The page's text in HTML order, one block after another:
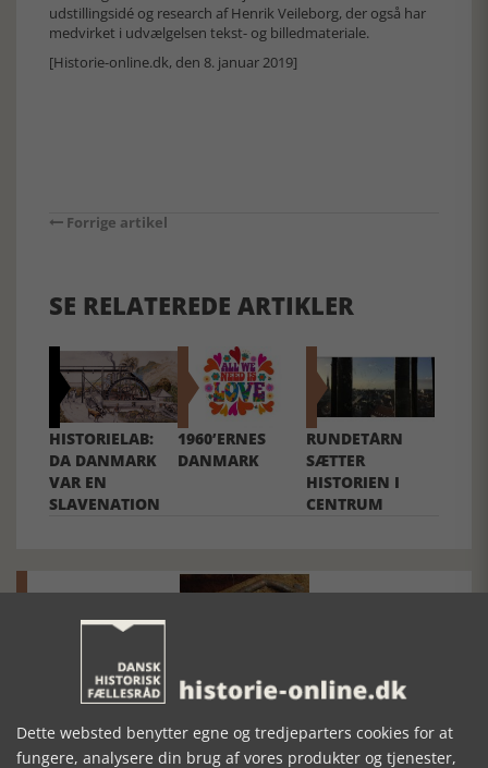
udstillingsidé og research af Henrik Veileborg, der også har
medvirket i udvælgelsen tekst- og billedmateriale.
[Historie-online.dk, den 8. januar 2019]
Forrige artikel
SE RELATEREDE ARTIKLER
HISTORIELAB:
DA DANMARK
VAR EN
SLAVENATION
1960’ERNES
DANMARK
RUNDETÅRN
SÆTTER
HISTORIEN I
CENTRUM
Mosefolket
Den største samling af moselig i verden på Museum
Silkeborg Hovedgården
Dette websted benytter egne og tredjeparters cookies for at
fungere, analysere din brug af vores produkter og tjenester,